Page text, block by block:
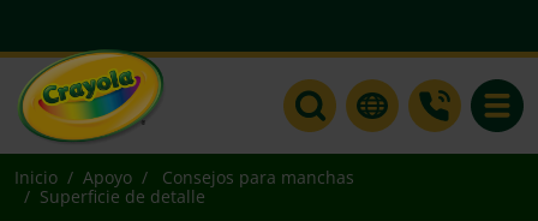
Inicio Apoyo
Consejos para manchas
Superficie de detalle